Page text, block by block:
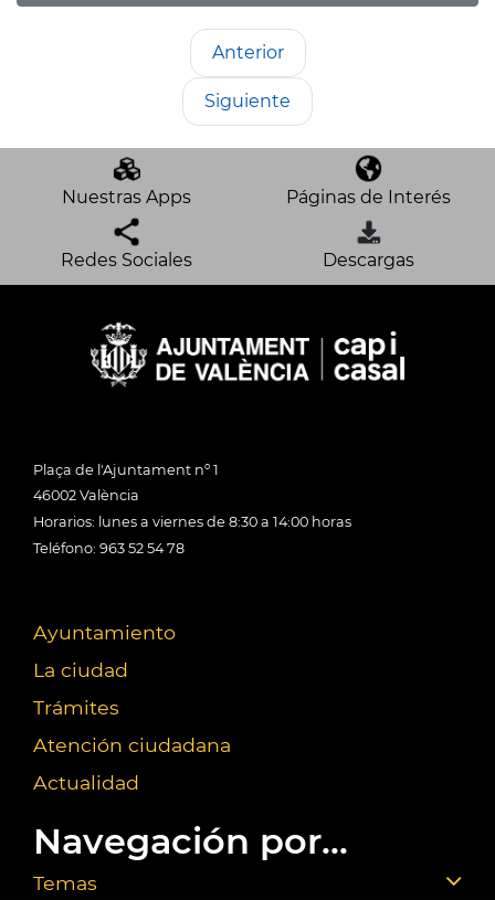
Anterior
Siguiente
Nuestras Apps Páginas de Interés
Redes Sociales Descargas
Plaça de l'Ajuntament nº 1
46002 València
Horarios: lunes a viernes de 8:30 a 14:00 horas
Teléfono: 963 52 54 78
Ayuntamiento
La ciudad
Trámites
Atención ciudadana
Actualidad
Navegación por...
Temas